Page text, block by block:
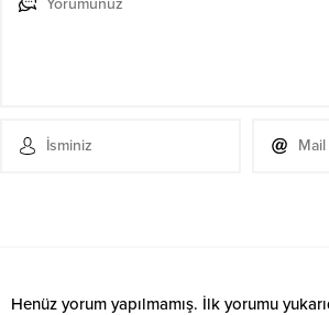
Henüz yorum yapılmamış. İlk yorumu